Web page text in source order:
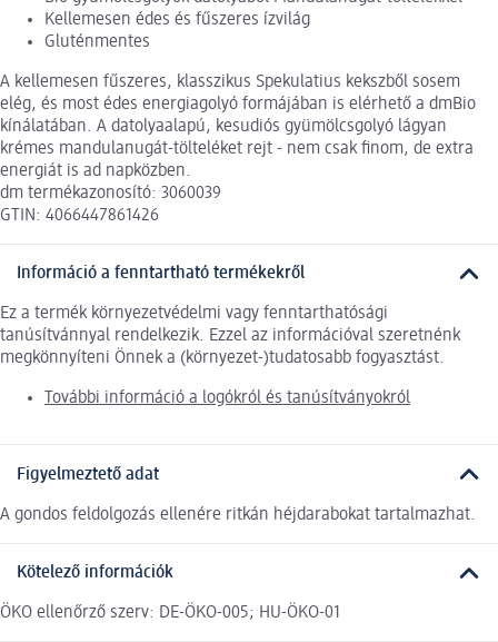
Kellemesen édes és fűszeres ízvilág
Gluténmentes
A kellemesen fűszeres, klasszikus Spekulatius kekszből sosem
elég, és most édes energiagolyó formájában is elérhető a dmBio
kínálatában. A datolyaalapú, kesudiós gyümölcsgolyó lágyan
krémes mandulanugát-tölteléket rejt - nem csak finom, de extra
energiát is ad napközben.
dm termékazonosító: 3060039
GTIN: 4066447861426
Információ a fenntartható termékekről
Ez a termék környezetvédelmi vagy fenntarthatósági
tanúsítvánnyal rendelkezik. Ezzel az információval szeretnénk
megkönnyíteni Önnek a (környezet-)tudatosabb fogyasztást.
További információ a logókról és tanúsítványokról
Figyelmeztető adat
A gondos feldolgozás ellenére ritkán héjdarabokat tartalmazhat.
Kötelező információk
ÖKO ellenőrző szerv: DE-ÖKO-005; HU-ÖKO-01